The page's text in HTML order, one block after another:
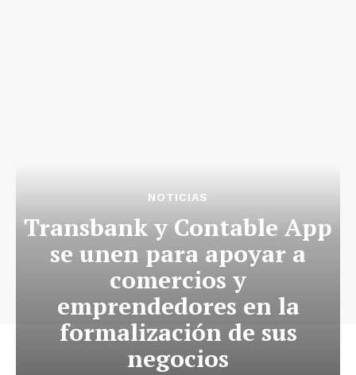
NOTICIAS
Transbank y Contable App
se unen para apoyar a
comercios y
emprendedores en la
formalización de sus
negocios